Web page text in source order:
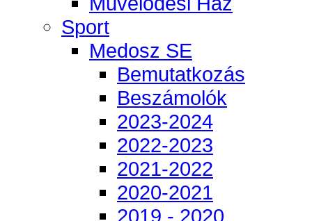
Sport
Medosz SE
Bemutatkozás
Beszámolók
2023-2024
2022-2023
2021-2022
2020-2021
2019 - 2020